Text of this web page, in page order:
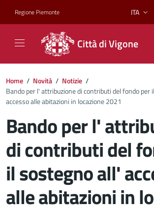
Regione Piemonte Lingua
ITA
Città di Vigone
Home / Novità / Notizie /
Bando per l' attribuzione di contributi del fondo per
accesso alle abitazioni in locazione 2021
Bando per l'
di contributi del
il sostegno all'
alle abitazioni in